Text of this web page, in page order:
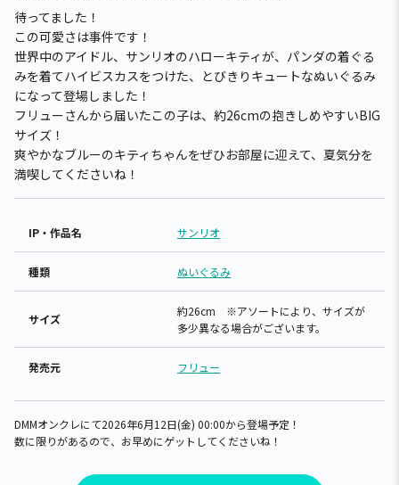
待ってました！
この可愛さは事件です！
世界中のアイドル、サンリオのハローキティが、パンダの着ぐる
みを着てハイビスカスをつけた、とびきりキュートなぬいぐるみ
になって登場しました！
フリューさんから届いたこの子は、約26cmの抱きしめやすいBIG
サイズ！
爽やかなブルーのキティちゃんをぜひお部屋に迎えて、夏気分を
満喫してくださいね！
IP・作品名 サンリオ
種類 ぬいぐるみ
サイズ
約26cm ※アソートにより、サイズが
多少異なる場合がございます。
発売元 フリュー
DMMオンクレにて2026年6月12日(金) 00:00から登場予定！
数に限りがあるので、お早めにゲットしてくださいね！